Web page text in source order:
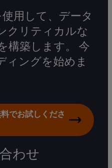
用して、データ
クリティカルな
構築します。 今
ィングを始めま
でお試しくださ
わせ